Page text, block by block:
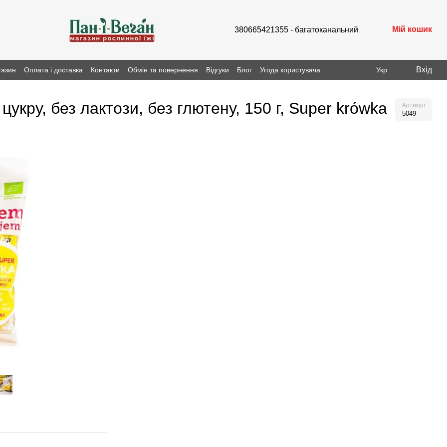
380665421355 - багатоканальний Мій кошик
Оплата і доставка Контакти Обмін та повернення Відгуки Блог Угода користувача Укр Вхід
без лактози, без глютену, 150 г, Super krówka Артикул
5049